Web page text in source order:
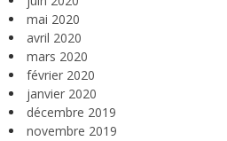
mai 2020
avril 2020
mars 2020
février 2020
janvier 2020
décembre 2019
novembre 2019